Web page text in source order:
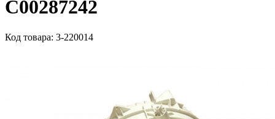
C00287242
Код товара: 3-220014